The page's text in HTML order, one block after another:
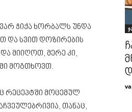
ჭიქა ხორბალს უნდა
და სვით დოზირების
მიიღოთ, მერე კი,
მოგთხოვთ.
რეცეპტში მოცემულ
თანაც,